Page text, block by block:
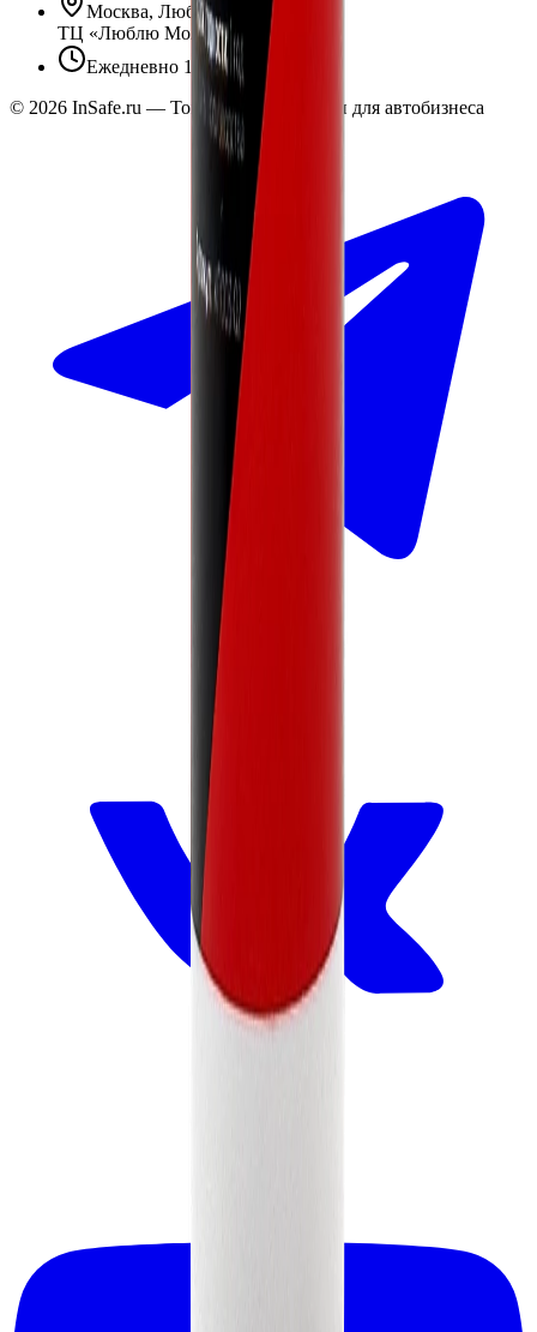
Москва, Люблинская ул., 153.
ТЦ «Люблю Молл», -1 уровень
Ежедневно 10:00 — 19:00
© 2026 InSafe.ru — Товары и технологии для автобизнеса